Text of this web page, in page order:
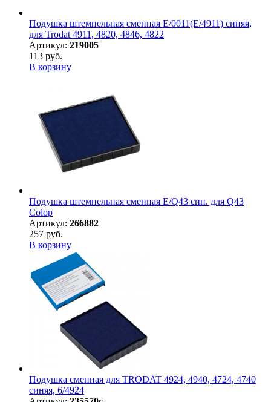
Подушка штемпельная сменная E/0011(E/4911) синяя,
для Trodat 4911, 4820, 4846, 4822
Артикул: 219005
113 руб.
В корзину
Подушка штемпельная сменная E/Q43 син. для Q43
Colop
Артикул: 266882
257 руб.
В корзину
Подушка сменная для TRODAT 4924, 4940, 4724, 4740
синяя, 6/4924